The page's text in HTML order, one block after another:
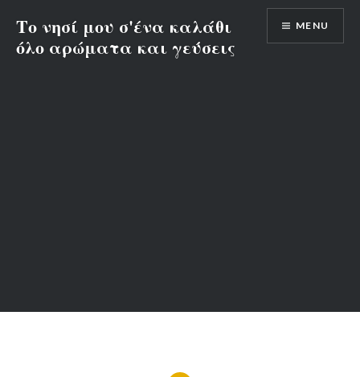
content
Το νησί μου σ'ένα καλάθι
όλο αρώματα και γεύσεις
MENU